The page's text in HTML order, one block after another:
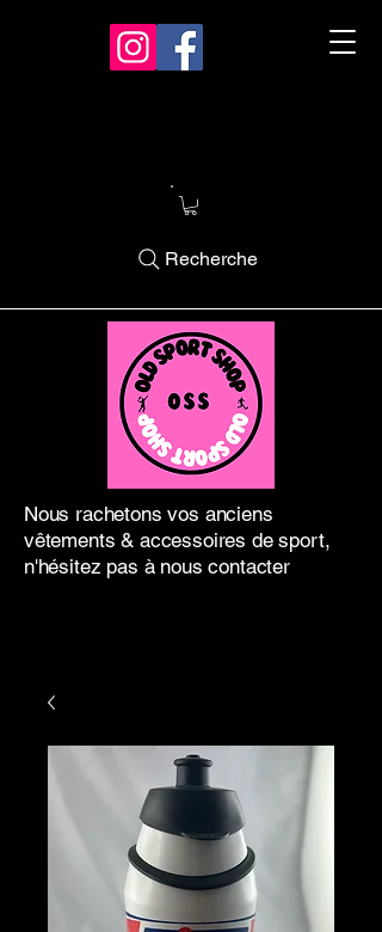
Nous rachetons vos anciens
vêtements & accessoires de sport,
n'hésitez pas à nous contacter
Recherche